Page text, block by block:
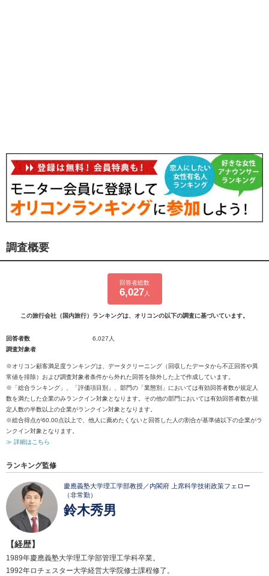
調査概要
回答者総数
6,027 人
この旅行会社（国内旅行）ランキングは、オリコンの以下の調査に基づいています。
回答者数
6,027人
調査対象者
※オリコン顧客満足度ランキングは、データクリーニング（回収したデータから不正回答や異
常値を排除）および調査対象者条件から外れた回答を除外した上で作成しています。
※「総合ランキング」、「評価項目別」、部門の「業態別」においては有効回答者数が規定人
数を満たした企業のみランクイン対象となります。その他の部門においては有効回答者数が規
定人数の半数以上の企業がランクイン対象となります。
※総合得点が60.00点以上で、他人に薦めたくないと回答した人の割合が基準値以下の企業がラ
ンクイン対象となります。
≫ 詳細はこちら
ランキング監修
慶應義塾大学理工学部教授／内閣府 上席科学技術政策フェロー
（非常勤）
鈴木秀男
【経歴】
1989年慶應義塾大学理工学部管理工学科卒業。
1992年ロチェスター大学経営大学院修士課程修了。